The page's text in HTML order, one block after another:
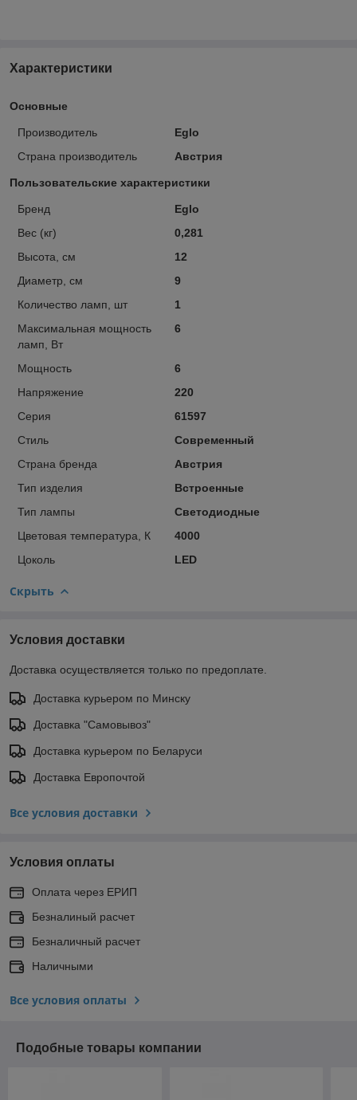
Характеристики
Основные
Производитель
Eglo
Страна производитель
Австрия
Пользовательские характеристики
Бренд
Eglo
Вес (кг)
0,281
Высота, см
12
Диаметр, см
9
Количество ламп, шт
1
Максимальная мощность
ламп, Вт
6
Мощность
6
Напряжение
220
Серия
61597
Стиль
Современный
Страна бренда
Австрия
Тип изделия
Встроенные
Тип лампы
Светодиодные
Цветовая температура, К
4000
Цоколь
LED
Скрыть
Условия доставки
Доставка осуществляется только по предоплате.
Доставка курьером по Минску
Доставка "Самовывоз"
Доставка курьером по Беларуси
Доставка Европочтой
Все условия доставки
Условия оплаты
Оплата через ЕРИП
Безналиный расчет
Безналичный расчет
Наличными
Все условия оплаты
Подобные товары компании